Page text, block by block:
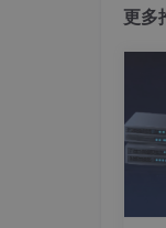
黄
更多